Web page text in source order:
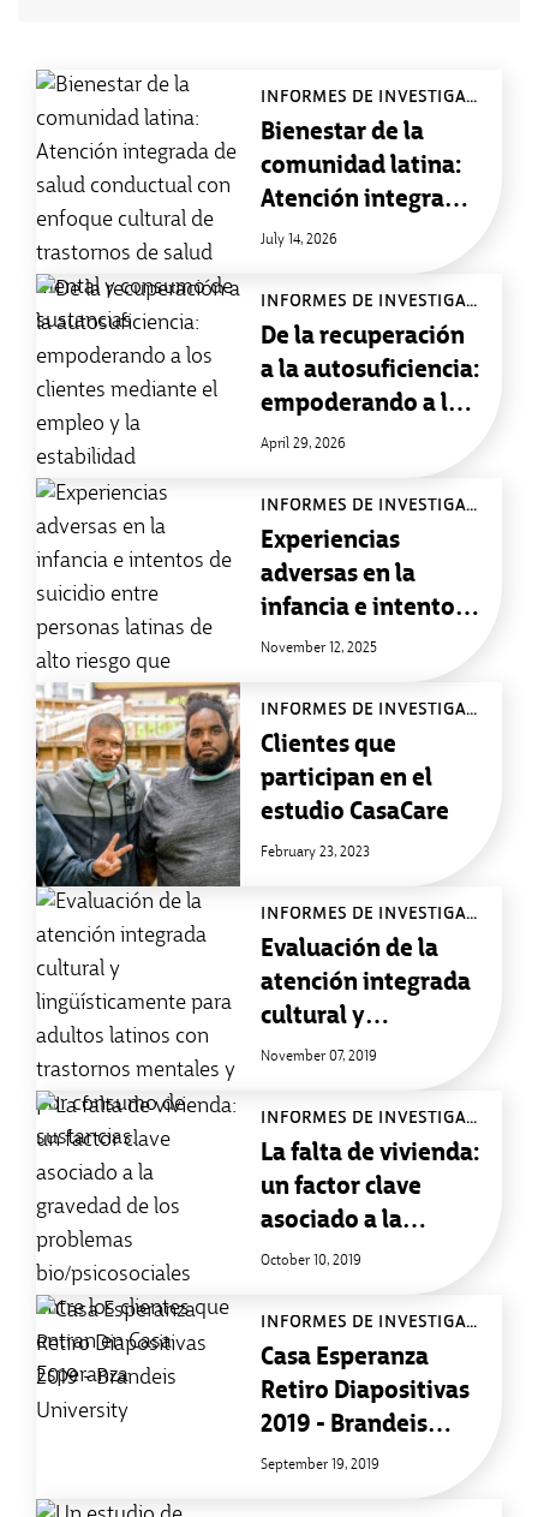
INFORMES DE INVESTIGACIÓN
Bienestar de la
comunidad latina:
Atención integrada
de salud conductual
cultural de
trastornos de salud
mental y consumo
de sustancias
July 14, 2026
INFORMES DE INVESTIGACIÓN
De la recuperación
a la autosuficiencia:
empoderando a los
clientes mediante
estabilidad
April 29, 2026
INFORMES DE INVESTIGACIÓN
Experiencias
adversas en la
infancia e intentos
de suicidio entre
personas latinas de
alto riesgo que
ingresan a
tratamiento de
salud mental
November 12, 2025
INFORMES DE INVESTIGACIÓN
Clientes que
participan en el
estudio CasaCare
February 23, 2023
INFORMES DE INVESTIGACIÓN
Evaluación de la
atención integrada
cultural y
lingüísticamente
para adultos latinos
con trastornos
mentales y por
consumo de
sustancias.
November 07, 2019
INFORMES DE INVESTIGACIÓN
La falta de vivienda:
un factor clave
asociado a la
gravedad de los
bio/psicosociales
entre los clientes
que entran en Casa
Esperanza
October 10, 2019
INFORMES DE INVESTIGACIÓN
Casa Esperanza
Retiro Diapositivas
2019 - Brandeis
University
September 19, 2019